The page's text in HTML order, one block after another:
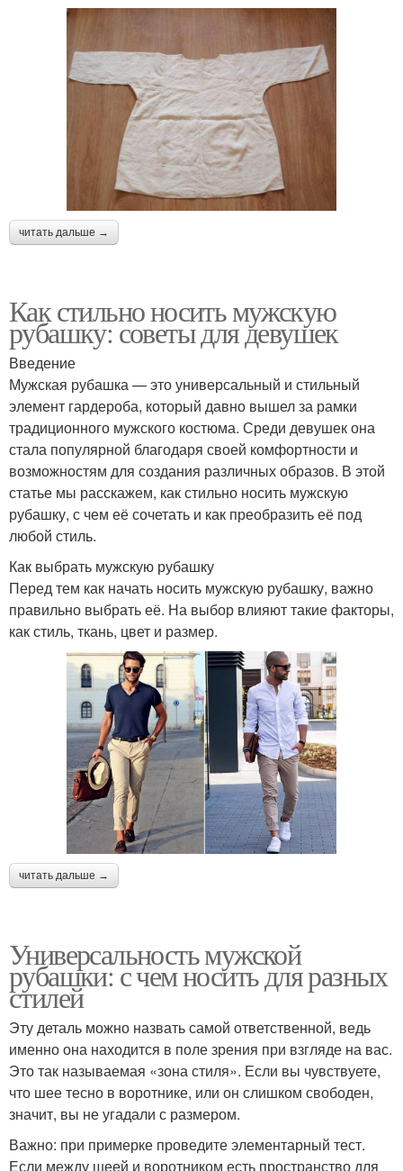
читать дальше →
Как стильно носить мужскую
рубашку: советы для девушек
Введение
Мужская рубашка — это универсальный и стильный
элемент гардероба, который давно вышел за рамки
традиционного мужского костюма. Среди девушек она
стала популярной благодаря своей комфортности и
возможностям для создания различных образов. В этой
статье мы расскажем, как стильно носить мужскую
рубашку, с чем её сочетать и как преобразить её под
любой стиль.
Как выбрать мужскую рубашку
Перед тем как начать носить мужскую рубашку, важно
правильно выбрать её. На выбор влияют такие факторы,
как стиль, ткань, цвет и размер.
читать дальше →
Универсальность мужской
рубашки: с чем носить для разных
стилей
Эту деталь можно назвать самой ответственной, ведь
именно она находится в поле зрения при взгляде на вас.
Это так называемая «зона стиля». Если вы чувствуете,
что шее тесно в воротнике, или он слишком свободен,
значит, вы не угадали с размером.
Важно: при примерке проведите элементарный тест.
Если между шеей и воротником есть пространство для